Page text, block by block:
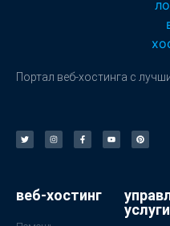
Портал веб-хостинга с
веб-хостинг
услуги